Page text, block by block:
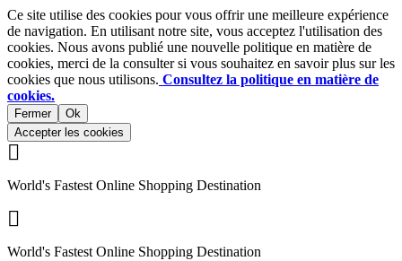
Ce site utilise des cookies pour vous offrir une meilleure expérience
de navigation. En utilisant notre site, vous acceptez l'utilisation des
cookies. Nous avons publié une nouvelle politique en matière de
cookies, merci de la consulter si vous souhaitez en savoir plus sur les
cookies que nous utilisons. Consultez la politique en matière de
cookies.
Fermer
Ok
Accepter les cookies

World's Fastest Online Shopping Destination

World's Fastest Online Shopping Destination